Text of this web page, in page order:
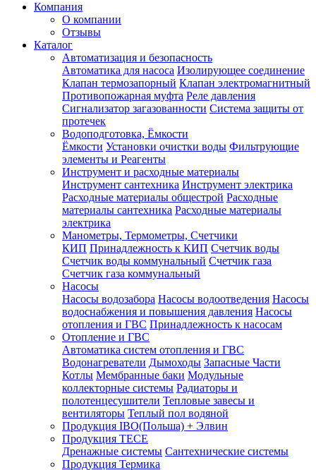
Компания
О компании
Отзывы
Каталог
Автоматизация и безопасность
Автоматика для насоса Изолирующее соединение
Клапан термозапорный Клапан электромагнитный
Противопожарная муфта Реле давления
Сигнализатор загазованности Система защиты от
протечек
Водоподготовка, Ёмкости
Ёмкости Установки очистки воды Фильтрующие
элементы и Реагенты
Инструмент и расходные материалы
Инструмент сантехника Инструмент электрика
Расходные материалы общестрой Расходные
материалы сантехника Расходные материалы
электрика
Манометры, Термометры, Счетчики
КИП Принадлежность к КИП Счетчик воды
Счетчик воды коммунальный Счетчик газа
Счетчик газа коммунальный
Насосы
Насосы водозабора Насосы водоотведения Насосы
водоснабжения и повышения давления Насосы
отопления и ГВС Принадлежность к насосам
Отопление и ГВС
Автоматика систем отопления и ГВС
Водонагреватели Дымоходы Запасные Части
Котлы Мембранные баки Модульные
коллекторные системы Радиаторы и
полотенцесушители Тепловые завесы и
вентиляторы Теплый пол водяной
Продукция IBO(Польша) + Элвин
Продукция TECE
Дренажные системы Сантехнические системы
Продукция Термика